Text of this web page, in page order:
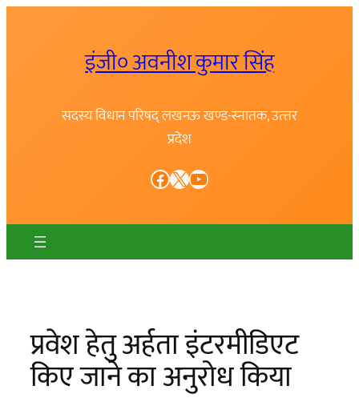
इंजी० अवनीश कुमार सिंह
सदस्य विधान परिषद् लखनऊ खण्ड-स्नातक, उत्त्तर
प्रदेश
Facebook X YouTube
प्रवेश हेतु अर्हता इंटरमीडिएट
किए जाने का अनुरोध किया